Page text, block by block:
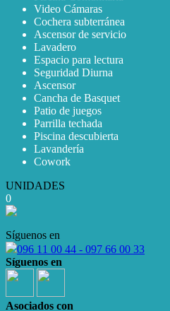
Video Cámaras
Cochera subterránea
Ascensor de servicio
Lavadero
Espacio para lectura
Seguridad Diurna
Ascensor
Cancha de Basquet
Patio de juegos
Parrilla techada
Piscina descubierta
Lavandería
Cowork
UNIDADES
0
Síguenos en
096 11 00 44 - 097 66 00 33
Síguenos en
Asociados con